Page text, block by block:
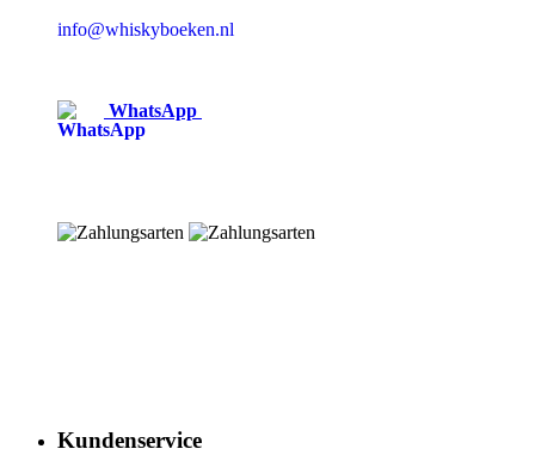
info@whiskyboeken.nl
WhatsApp
Kundenservice